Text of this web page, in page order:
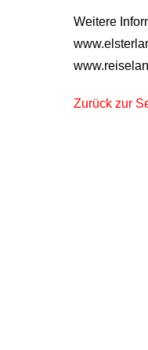
Weitere
Zurück zur